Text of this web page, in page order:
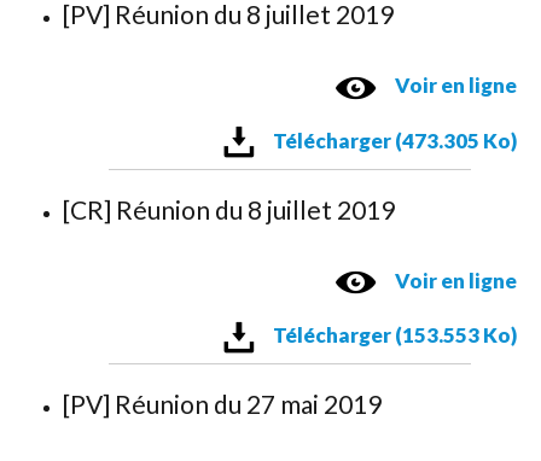
[PV] Réunion du 8 juillet 2019
Voir en ligne
Télécharger (473.305 Ko)
[CR] Réunion du 8 juillet 2019
Voir en ligne
Télécharger (153.553 Ko)
[PV] Réunion du 27 mai 2019